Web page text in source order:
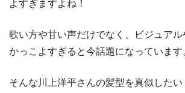
よすぎますよね！
歌い方や甘い声だけでなく、ビジュア
かっこよすぎると今話題になっています
そんな川上洋平さんの髪型を真似した